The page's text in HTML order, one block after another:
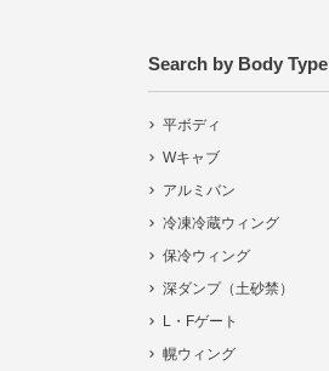
Search by Body Type
平ボディ
Wキャブ
アルミバン
冷凍冷蔵ウィング
保冷ウィング
深ダンプ（土砂禁）
L・Fゲート
幌ウィング